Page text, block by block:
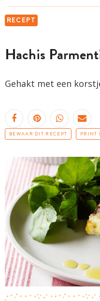
RECEPT
Hachis
Gehakt met een
BEWAAR DIT RECEPT PRINT
MIJN BEWAARDE RECEPTEN